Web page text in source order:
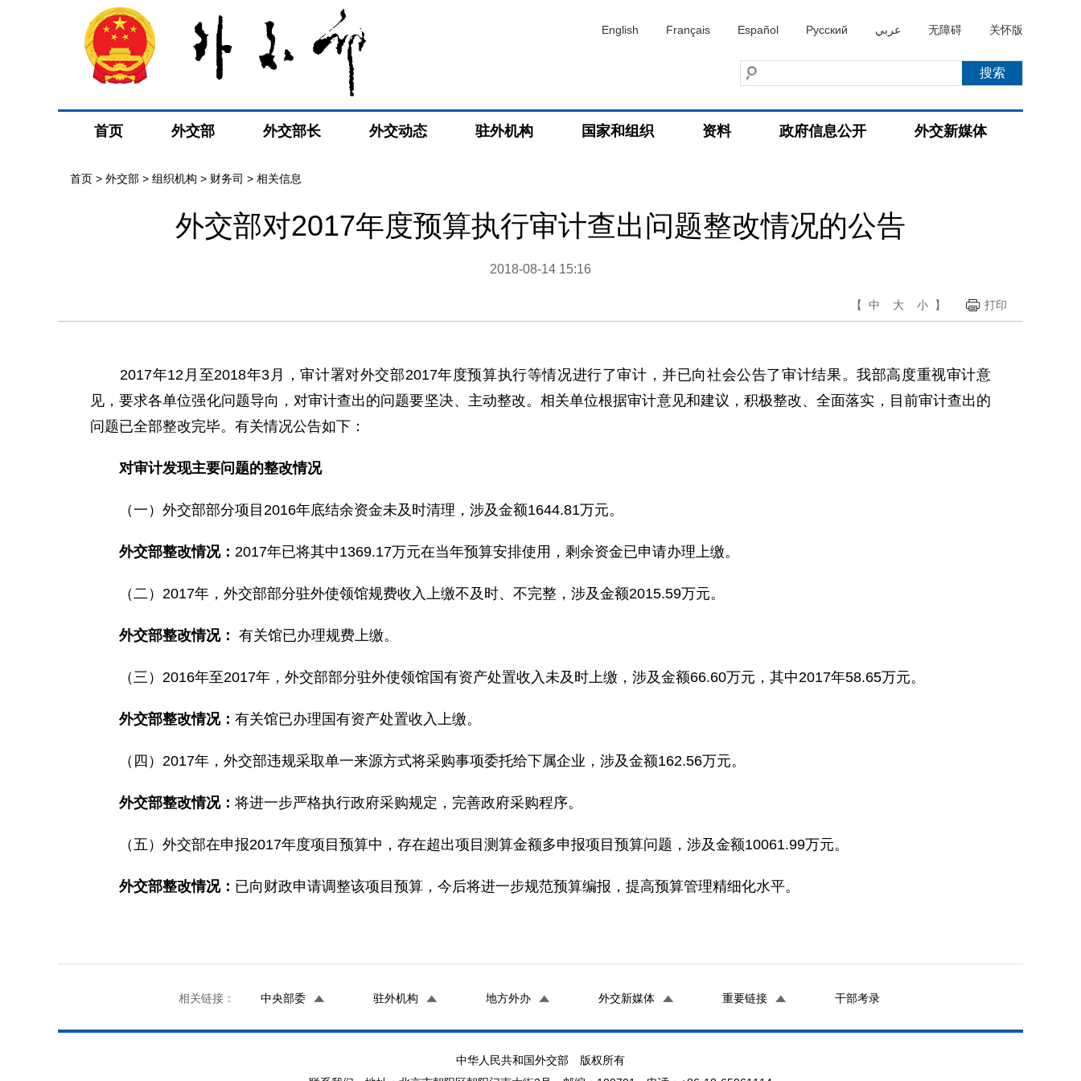
English Français Español Русский عربي 无障碍 关怀版
首页 外交部 外交部长 外交动态 驻外机构 国家和组织 资料 政府信息公开 外交新媒体
首页 > 外交部 > 组织机构 > 财务司 > 相关信息
外交部对2017年度预算执行审计查出问题整改情况的公告
2018-08-14 15:16
【 中 大 小 】 打印
2017年12月至2018年3月，审计署对外交部2017年度预算执行等情况进行了审计，并已向社会公告了审计结果。我部高度重视审计意
见，要求各单位强化问题导向，对审计查出的问题要坚决、主动整改。相关单位根据审计意见和建议，积极整改、全面落实，目前审计查出的
问题已全部整改完毕。有关情况公告如下：
对审计发现主要问题的整改情况
（一）外交部部分项目2016年底结余资金未及时清理，涉及金额1644.81万元。
外交部整改情况： 2017年已将其中1369.17万元在当年预算安排使用，剩余资金已申请办理上缴。
（二）2017年，外交部部分驻外使领馆规费收入上缴不及时、不完整，涉及金额2015.59万元。
外交部整改情况： 有关馆已办理规费上缴。
（三）2016年至2017年，外交部部分驻外使领馆国有资产处置收入未及时上缴，涉及金额66.60万元，其中2017年58.65万元。
外交部整改情况： 有关馆已办理国有资产处置收入上缴。
（四）2017年，外交部违规采取单一来源方式将采购事项委托给下属企业，涉及金额162.56万元。
外交部整改情况： 将进一步严格执行政府采购规定，完善政府采购程序。
（五）外交部在申报2017年度项目预算中，存在超出项目测算金额多申报项目预算问题，涉及金额10061.99万元。
外交部整改情况： 已向财政申请调整该项目预算，今后将进一步规范预算编报，提高预算管理精细化水平。
相关链接： 中央部委 驻外机构 地方外办 外交新媒体 重要链接 干部考录
中华人民共和国外交部 版权所有